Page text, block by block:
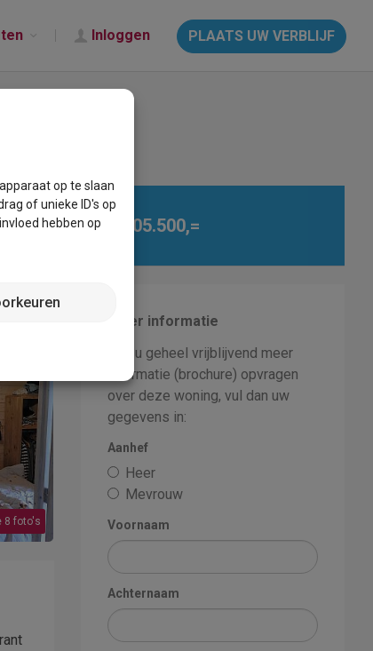
Inloggen PLAATS UW VERBLIJF
8 foto's
€ 205.500,=
Meer informatie
Wilt u geheel vrijblijvend meer
informatie (brochure) opvragen
over deze woning, vul dan uw
gegevens in:
Aanhef
Heer
Mevrouw
Voornaam
Achternaam
op te slaan
of unieke ID's op
hebben op